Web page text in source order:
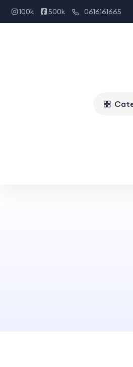
100k 500k 0616161665